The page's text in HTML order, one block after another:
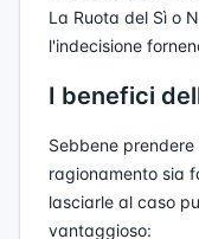
La Ruota del Sì o
l'indecisione
I benefici
Sebbene
ragionamento sia
lasciarle al caso
vantaggioso: